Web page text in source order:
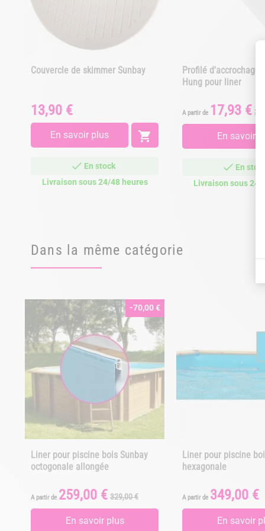
Couvercle de skimmer Sunbay
Prix
13,90 €
En savoir plus 
En stock
Livraison sous 24/48 heures
Profilé d'accrochage
Hung pour liner
A partir de Prix
17,93 €
En savoir
En stock
Livraison sous 24/
Dans la même catégorie
-70,00 €
Liner pour piscine bois Sunbay
octogonale allongée
A partir de Prix
259,00 € Prix
base
329,00 €
En savoir plus
Liner pour piscine
hexagonale
A partir de Prix
349,00 €
En savoir